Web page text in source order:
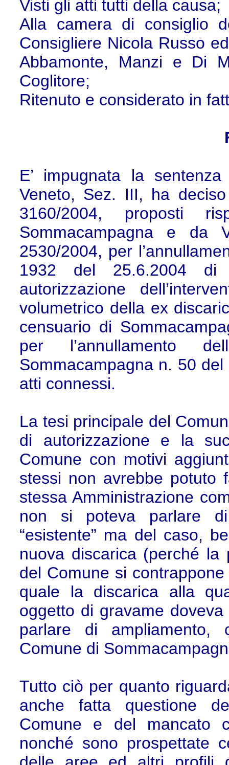
Visti gli atti tutti della causa;
Alla camera di consiglio
Consigliere Nicola Russo
Abbamonte, Manzi e Di
Coglitore;
Ritenuto e considerato in
E’ impugnata la
Veneto, Sez. III, ha
3160/2004, proposti
Sommacampagna e da
2530/2004, per
1932 del 25.6.2004 di
autorizzazione
volumetrico della ex
censuario di
per l’annullamento
Sommacampagna n. 50
atti connessi.
La tesi principale del
di autorizzazione e la
Comune con motivi
stessi non avrebbe potuto
stessa Amministrazione
non si poteva parlare
“esistente” ma del caso,
nuova discarica (perché la
del Comune si
quale la discarica alla
oggetto di gravame
parlare di ampliamento,
Comune di
Tutto ciò per quanto
anche fatta questione
Comune e del mancato
nonché sono prospettate